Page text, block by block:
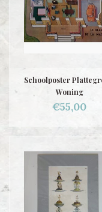
Schoolposter
Woning
€55,00